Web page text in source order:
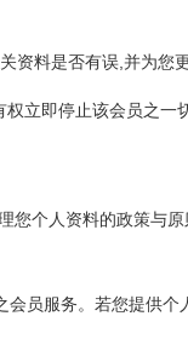
资料是否有误,并为您更
立即停止该会员之一
个人资料的政策与
员服务。若您提供个